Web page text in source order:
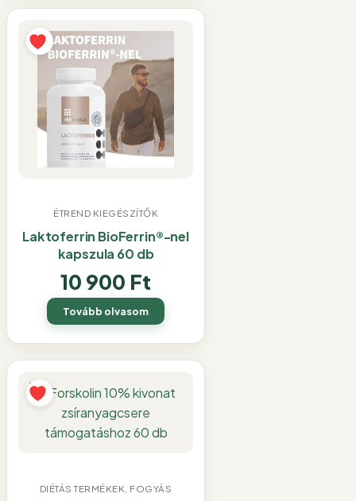
ÉTREND KIEGÉSZÍTŐK
Laktoferrin BioFerrin®-nel
kapszula 60 db
10 900 Ft
Tovább olvasom
DIÉTÁS TERMÉKEK, FOGYÁS